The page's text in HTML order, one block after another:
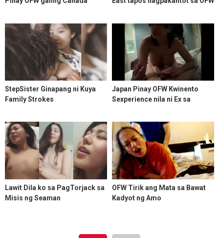
StepSister Ginapang ni Kuya
Family Strokes
Japan Pinay OFW Kwinento
Sexperience nila ni Ex sa
Lawit Dila ko sa PagTorjack sa
Misis ng Seaman
OFW Tirik ang Mata sa Bawat
Kadyot ng Amo